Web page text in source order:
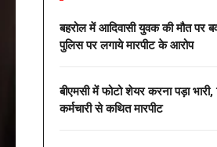
बहरोल में आदिवासी युवक की मौत पर
पुलिस पर लगाये मारपीट के आरोप
बीएमसी में फोटो शेयर करना पड़ा
कर्मचारी से कथित मारपीट